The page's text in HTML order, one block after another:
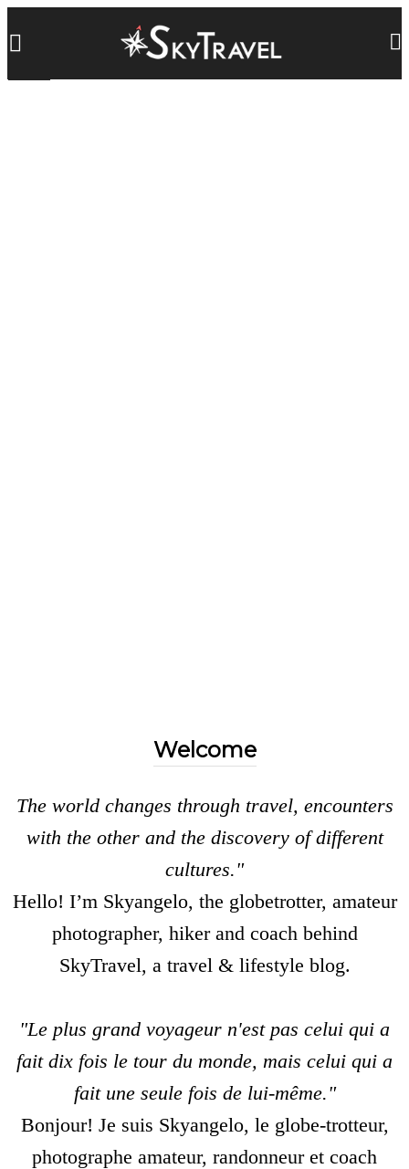
Welcome
The world changes through travel, encounters
with the other and the discovery of different
cultures."
Hello! I’m Skyangelo, the globetrotter, amateur
photographer, hiker and coach behind
SkyTravel, a travel & lifestyle blog.
"Le plus grand voyageur n'est pas celui qui a
fait dix fois le tour du monde, mais celui qui a
fait une seule fois de lui-même."
Bonjour! Je suis Skyangelo, le globe-trotteur,
photographe amateur, randonneur et coach